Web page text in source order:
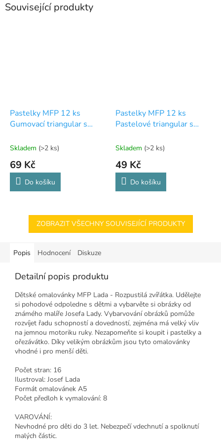
Související produkty
Pastelky MFP 12 ks
Gumovací triangular s
Skladem (>2 ks)
69 Kč
Do košíku
Pastelky MFP 12 ks
Pastelové triangular s
Skladem (>2 ks)
49 Kč
Do košíku
ZOBRAZIT VŠECHNY SOUVISEJÍCÍ PRODUKTY
Popis Hodnocení Diskuze
Detailní popis produktu
Dětské omalovánky MFP Lada - Rozpustilá zvířátka. Udělejte
si pohodové odpoledne s dětmi a vybarvěte si obrázky od
známého malíře Josefa Lady. Vybarvování obrázků pomůže
rozvíjet řadu schopností a dovedností, zejména má velký vliv
na jemnou motoriku ruky. Nezapomeňte si koupit i pastelky a
ořezávátko. Díky velikým obrázkům jsou tyto omalovánky
vhodné i pro menší děti.
Počet stran: 16
Ilustroval: Josef Lada
Formát omalovánek A5
Počet předloh k vymalování: 8
VAROVÁNÍ:
Nevhodné pro děti do 3 let. Nebezpečí vdechnutí a spolknutí
malých částic.